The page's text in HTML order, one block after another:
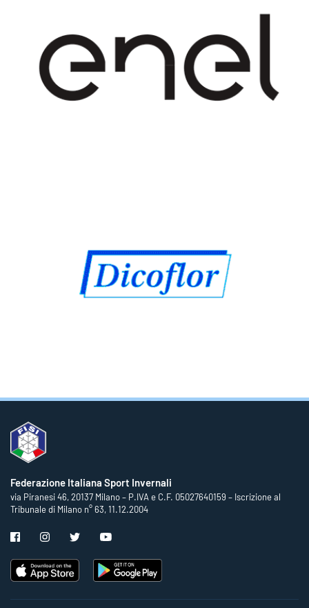
Federazione Italiana Sport Invernali
via Piranesi 46, 20137 Milano – P.IVA e C.F. 05027640159 – Iscrizione al
Tribunale di Milano n° 63, 11.12.2004